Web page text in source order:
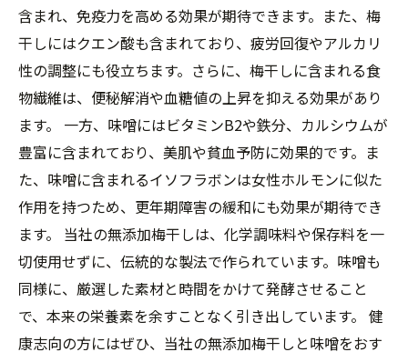
含まれ、免疫力を高める効果が期待できます。また、梅
干しにはクエン酸も含まれており、疲労回復やアルカリ
性の調整にも役立ちます。さらに、梅干しに含まれる食
物繊維は、便秘解消や血糖値の上昇を抑える効果があり
ます。 一方、味噌にはビタミンB2や鉄分、カルシウムが
豊富に含まれており、美肌や貧血予防に効果的です。ま
た、味噌に含まれるイソフラボンは女性ホルモンに似た
作用を持つため、更年期障害の緩和にも効果が期待でき
ます。 当社の無添加梅干しは、化学調味料や保存料を一
切使用せずに、伝統的な製法で作られています。味噌も
同様に、厳選した素材と時間をかけて発酵させること
で、本来の栄養素を余すことなく引き出しています。 健
康志向の方にはぜひ、当社の無添加梅干しと味噌をおす